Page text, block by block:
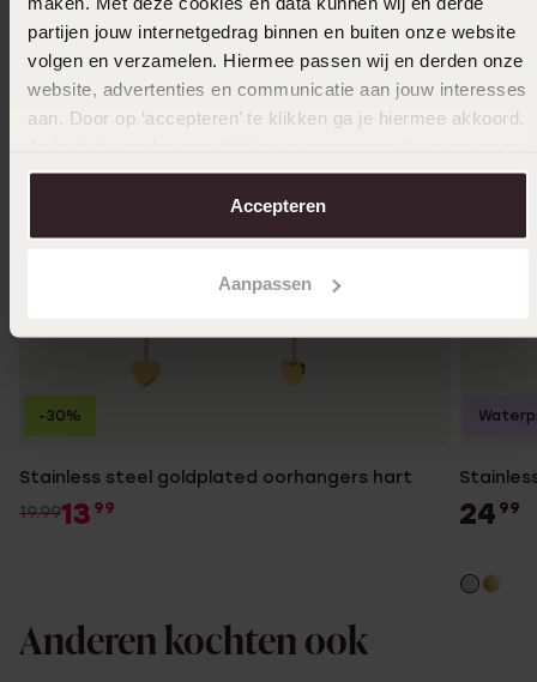
partijen jouw internetgedrag binnen en buiten onze website
volgen en verzamelen. Hiermee passen wij en derden onze
website, advertenties en communicatie aan jouw interesses
aan. Door op ‘accepteren’ te klikken ga je hiermee akkoord.
over in onscookiebeleid.
Accepteren
Aanpassen
Stainless steel goldplated oorhangers hart
19.9913 99
-30%
24 99
Anderen kochten ook